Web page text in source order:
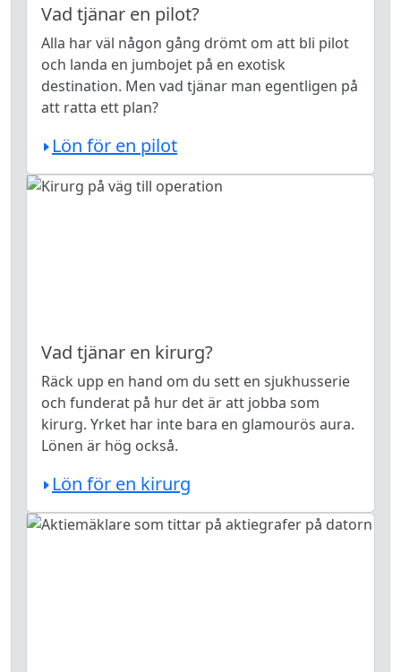
Vad tjänar en pilot?
Alla har väl någon gång drömt om att bli pilot
och landa en jumbojet på en exotisk
destination. Men vad tjänar man egentligen på
att ratta ett plan?
Lön för en pilot
Vad tjänar en kirurg?
Räck upp en hand om du sett en sjukhusserie
och funderat på hur det är att jobba som
kirurg. Yrket har inte bara en glamourös aura.
Lönen är hög också.
Lön för en kirurg